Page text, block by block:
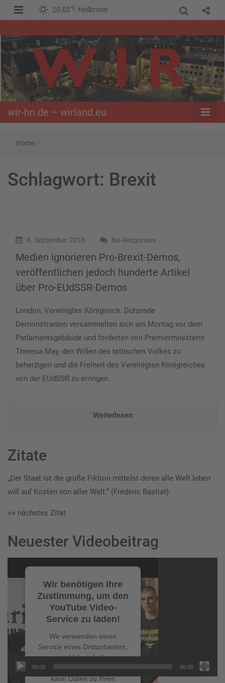
20.02℃ Heilbronn
wir-hn.de –
wirland.eu
wir-hn.de – wirland.eu
Home /
Schlagwort: Brexit
8. September 2016 No Responses
Medien ignorieren Pro-Brexit-Demos,
veröffentlichen jedoch hunderte Artikel
über Pro-EUdSSR-Demos
London, Vereinigtes Königreich. Dutzende
Demonstranten versammelten sich am Montag vor dem
Parlamentsgebäude und forderten von Premierministerin
Theresa May, den Willen des britischen Volkes zu
beherzigen und die Freiheit des Vereinigten Königreiches
von der EUdSSR zu erringen.
Weiterlesen
Zitate
„Der Staat ist die große Fiktion mittelst deren alle Welt leben
will auf Kosten von aller Welt.“ (Frédéric Bastiat)
>> nächstes Zitat
Neuester Videobeitrag
Player
Wir benötigen Ihre
Zustimmung, um den
YouTube Video-
Service zu laden!
Wir verwenden einen
Service eines Drittanbieters,
um Videoinhalte
einzubetten. Dieser Service
kann Daten zu Ihren
00:00 00:00